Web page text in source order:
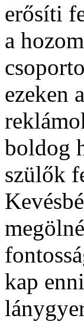
erősíti
a
ezeken
boldog
szülők
kap